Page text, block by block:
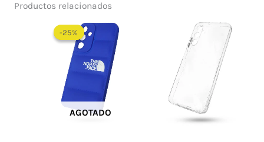
Productos relacionados
-25%
AGOTADO
-25%
precio
original
era:
$ 60.000.
de
precios:
desde
$ 19.900
hasta